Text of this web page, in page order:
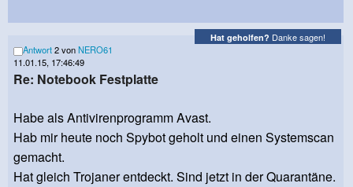
Hat geholfen? Danke sagen!
Antwort2 vonNERO61
11.01.15, 17:46:49
Re: Notebook Festplatte
Habe als Antivirenprogramm Avast.
Hab mir heute noch Spybot geholt und einen Systemscan
gemacht.
Hat gleich Trojaner entdeckt. Sind jetzt in der Quarantäne.